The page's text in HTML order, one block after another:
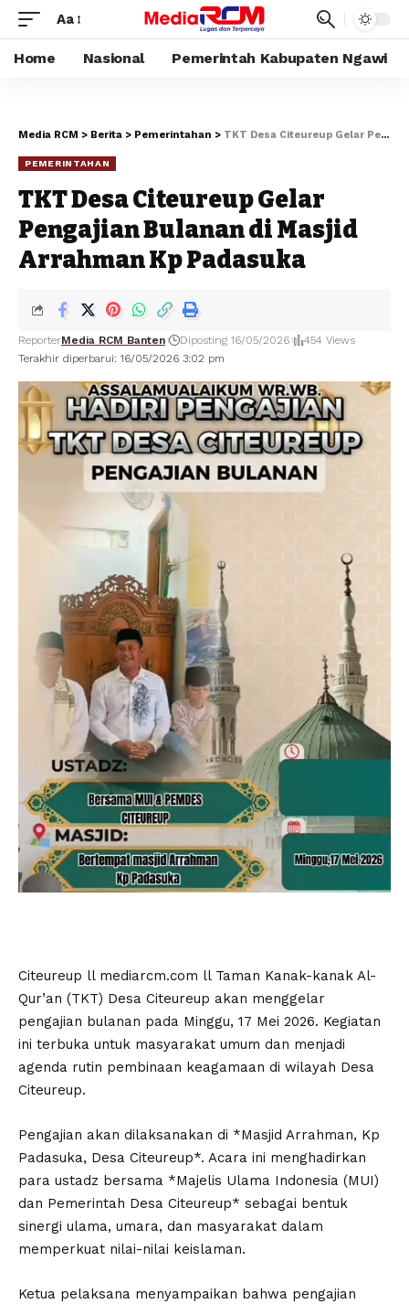
Aa
Home Nasional Pemerintah Kabupaten Ngawi
Media RCM > Berita > Pemerintahan > TKT Desa Citeureup Gelar Pengajian Bulanan di Masjid Arrahman Kp Padasuka
PEMERINTAHAN
TKT Desa Citeureup Gelar
Pengajian Bulanan di Masjid
Arrahman Kp Padasuka
Terakhir diperbarui: 16/05/2026 3:02 pm
ReporterMedia RCM Banten Diposting 16/05/2026 454 Views
Citeureup ll mediarcm.com ll Taman Kanak-kanak Al-
Qur’an (TKT) Desa Citeureup akan menggelar
pengajian bulanan pada Minggu, 17 Mei 2026. Kegiatan
ini terbuka untuk masyarakat umum dan menjadi
agenda rutin pembinaan keagamaan di wilayah Desa
Citeureup.
Pengajian akan dilaksanakan di *Masjid Arrahman, Kp
Padasuka, Desa Citeureup*. Acara ini menghadirkan
para ustadz bersama *Majelis Ulama Indonesia (MUI)
dan Pemerintah Desa Citeureup* sebagai bentuk
sinergi ulama, umara, dan masyarakat dalam
memperkuat nilai-nilai keislaman.
Ketua pelaksana menyampaikan bahwa pengajian